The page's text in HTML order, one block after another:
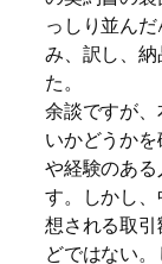
っしり並ん
み、訳し、
た。
余談ですが
いかどうか
や経験のあ
す。しかし
想される取
どではない